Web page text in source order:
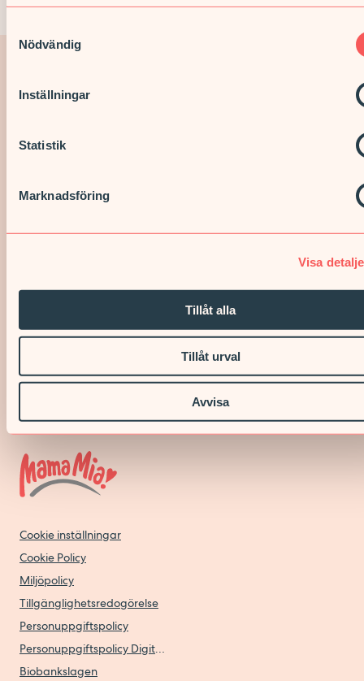
Nödvändig
Inställningar
Statistik
Marknadsföring
Visa
Tillåt alla
Tillåt urval
Avvisa
Vi har mottagningar på flera platser i landet. Med lokalt
möter individuella önskemål och behov.
Om Prima Vård
Prima Vård är ett svenskt vårdbolag verksamt inom
primärvård, barn- och kvinnohälsa, psykiatri och
LÄS MER OM OSS
Cookie inställningar
Cookie Policy
Miljöpolicy
Tillgänglighetsredogörelse
Personuppgiftspolicy
Personuppgiftspolicy Digitala vårdtjänster
Biobankslagen